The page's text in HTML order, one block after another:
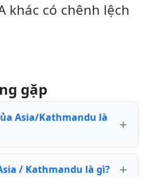
khác có chênh lệch
gặp
Asia/Kathmandu là
/ Kathmandu là gì?